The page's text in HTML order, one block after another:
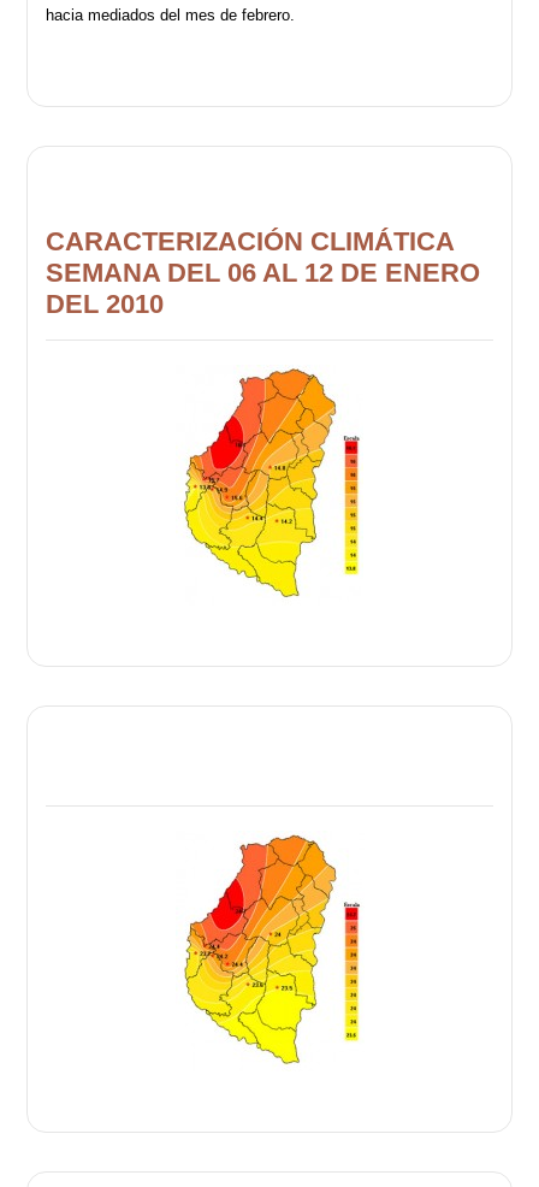
hacia mediados del mes de febrero.
CARACTERIZACIÓN CLIMÁTICA
SEMANA DEL 06 AL 12 DE ENERO
DEL 2010